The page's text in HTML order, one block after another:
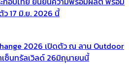
17 มิ.ย. 2026 นี้
2026 เปิดตัว ณ ลาน Outdoor
ซ็นทรัลเวิลด์ 26มิถุนายนนี้